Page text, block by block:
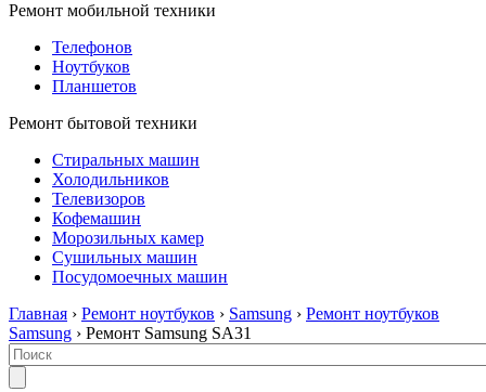
Ремонт мобильной техники
Телефонов
Ноутбуков
Планшетов
Ремонт бытовой техники
Стиральных машин
Холодильников
Телевизоров
Кофемашин
Морозильных камер
Сушильных машин
Посудомоечных машин
Главная › Ремонт ноутбуков › Samsung › Ремонт ноутбуков
Samsung › Ремонт Samsung SA31